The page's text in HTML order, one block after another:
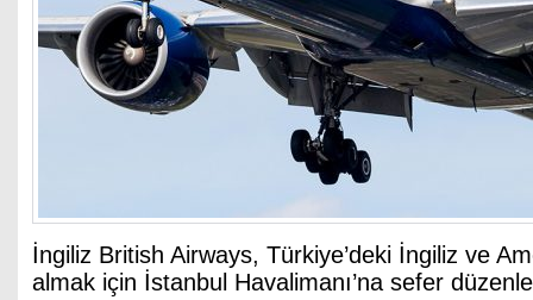
İngiliz British Airways, Türkiye’deki İngiliz ve
almak için İstanbul Havalimanı’na sefer